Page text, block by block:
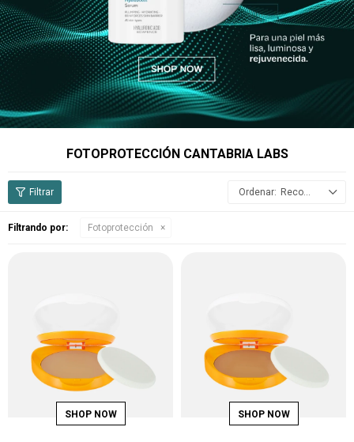
FOTOPROTECCIÓN CANTABRIA LABS
Recomendados
Filtrando por: Fotoprotección